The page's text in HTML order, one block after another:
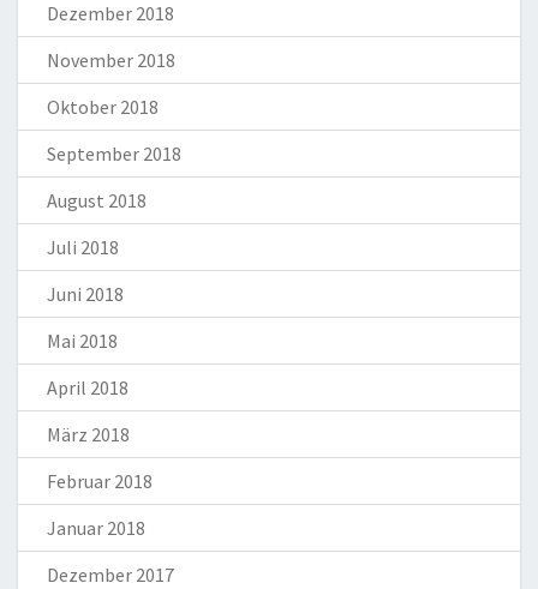
Dezember 2018
November 2018
Oktober 2018
September 2018
August 2018
Juli 2018
Juni 2018
Mai 2018
April 2018
März 2018
Februar 2018
Januar 2018
Dezember 2017